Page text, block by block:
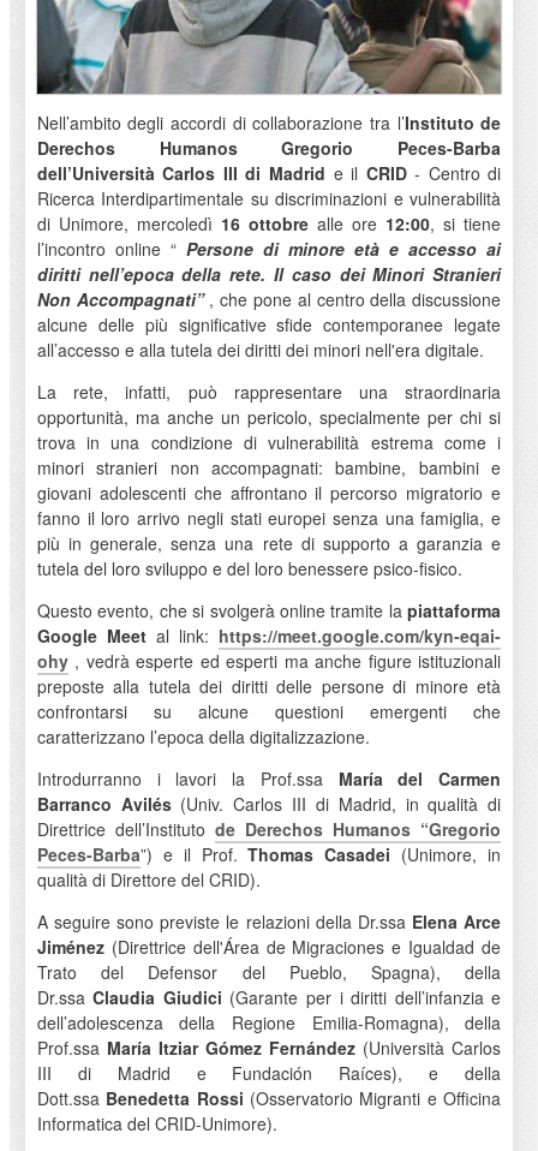
Nell’ambito degli accordi di collaborazione tra l’Instituto de
Derechos Humanos Gregorio Peces-Barba
dell’Università Carlos III di Madrid e il CRID- Centro di
Ricerca Interdipartimentale su discriminazioni e vulnerabilità
di Unimore, mercoledì 16 ottobrealle ore 12:00, si tiene
l’incontro online “ Persone di minore età e accesso ai
diritti nell’epoca della rete. Il caso dei Minori Stranieri
Non Accompagnati” , che pone al centro della discussione
alcune delle più significative sfide contemporanee legate
all’accesso e alla tutela dei diritti dei minori nell'era digitale.
La rete, infatti, può rappresentare una straordinaria
opportunità, ma anche un pericolo, specialmente per chi si
trova in una condizione di vulnerabilità estrema come i
minori stranieri non accompagnati: bambine, bambini e
giovani adolescenti che affrontano il percorso migratorio e
fanno il loro arrivo negli stati europei senza una famiglia, e
più in generale, senza una rete di supporto a garanzia e
tutela del loro sviluppo e del loro benessere psico-fisico.
Questo evento, che si svolgerà online tramite lapiattaforma
Google Meetal link: https://meet.google.com/kyn-eqai-
ohy, vedrà esperte ed esperti ma anche figure istituzionali
preposte alla tutela dei diritti delle persone di minore età
confrontarsi su alcune questioni emergenti che
caratterizzano l’epoca della digitalizzazione.
Introdurranno i lavori la Prof.ssa María del Carmen
Barranco Avilés(Univ. Carlos III di Madrid, in qualità di
Direttrice dell’Instituto de Derechos Humanos “Gregorio
Peces-Barba”) e il Prof.Thomas Casadei (Unimore, in
qualità di Direttore del CRID).
A seguire sono previste le relazioni della Dr.ssa Elena Arce
Jiménez(Direttrice dell'Área de Migraciones e Igualdad de
Trato del Defensor del Pueblo, Spagna), della
Dr.ssaClaudia Giudici (Garante per i diritti dell’infanzia e
dell’adolescenza della Regione Emilia-Romagna), della
Prof.ssa María Itziar Gómez Fernández (Università Carlos
III di Madrid e Fundación Raíces), e della
Dott.ssa Benedetta Rossi (Osservatorio Migranti e Officina
Informatica del CRID-Unimore).